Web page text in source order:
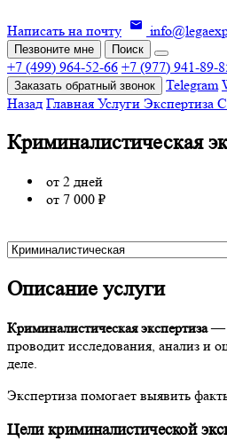
Написать на почту
Пезвоните мне Поиск
+7 (499) 964-52-66 +7 (977) 941-89-
Заказать обратный звонок Telegram
Назад Главная Услуги Экспертиза
Криминалистическая
от 2 дней
от 7 000 ₽
Описание услуги
Криминалистическая экспертиза—
проводит исследования, анализ и
деле.
Экспертиза помогает выявить
Цели криминалистической